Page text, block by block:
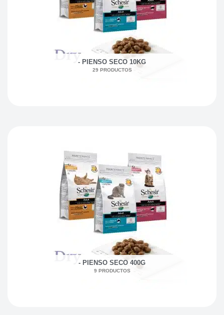
- PIENSO SECO 10KG
29 PRODUCTOS
- PIENSO SECO 400G
9 PRODUCTOS